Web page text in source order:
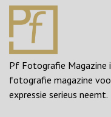
Pf Fotografie Magazine
fotografie magazine
expressie serieus neemt.